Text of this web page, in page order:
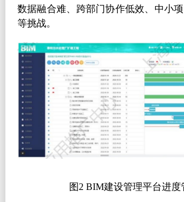
数据融合难、跨部门协作低效、中小
等挑战。
图2 BIM建设管理平台进度